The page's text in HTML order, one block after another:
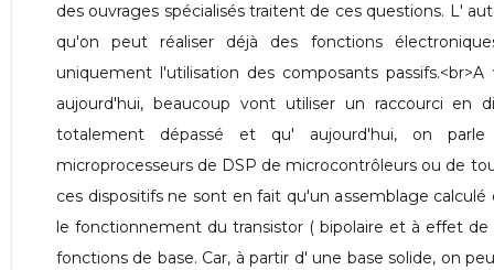
des ouvrages spécialisés traitent de ces questions. L'
qu'on peut réaliser déjà des fonctions
uniquement l'utilisation des composants
aujourd'hui, beaucoup vont utiliser un raccourci en
totalement dépassé et qu' aujourd'hui, on
microprocesseurs de DSP de microcontrôleurs ou de
ces dispositifs ne sont en fait qu'un assemblage
le fonctionnement du transistor ( bipolaire et à effet
fonctions de base. Car, à partir d' une base solide, on